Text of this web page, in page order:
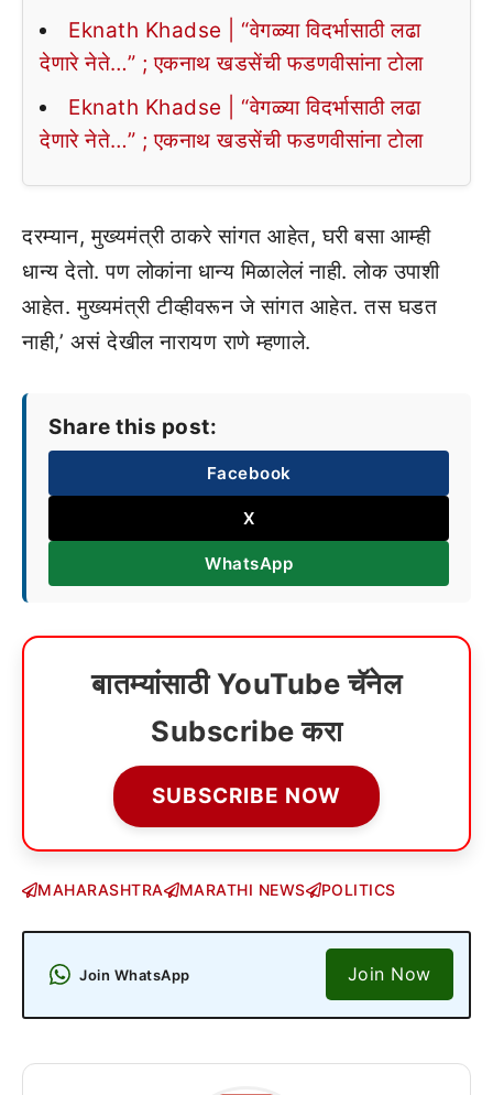
Eknath Khadse | “वेगळ्या विदर्भासाठी लढा
देणारे नेते…” ; एकनाथ खडसेंची फडणवीसांना टोला
Eknath Khadse | “वेगळ्या विदर्भासाठी लढा
देणारे नेते…” ; एकनाथ खडसेंची फडणवीसांना टोला
दरम्यान, मुख्यमंत्री ठाकरे सांगत आहेत, घरी बसा आम्ही
धान्य देतो. पण लोकांना धान्य मिळालेलं नाही. लोक उपाशी
आहेत. मुख्यमंत्री टीव्हीवरून जे सांगत आहेत. तस घडत
नाही,’ असं देखील नारायण राणे म्हणाले.
Share this post:
Facebook
X
WhatsApp
बातम्यांसाठी YouTube चॅनेल
Subscribe करा
SUBSCRIBE NOW
MAHARASHTRA MARATHI NEWS POLITICS
Join WhatsApp Join Now